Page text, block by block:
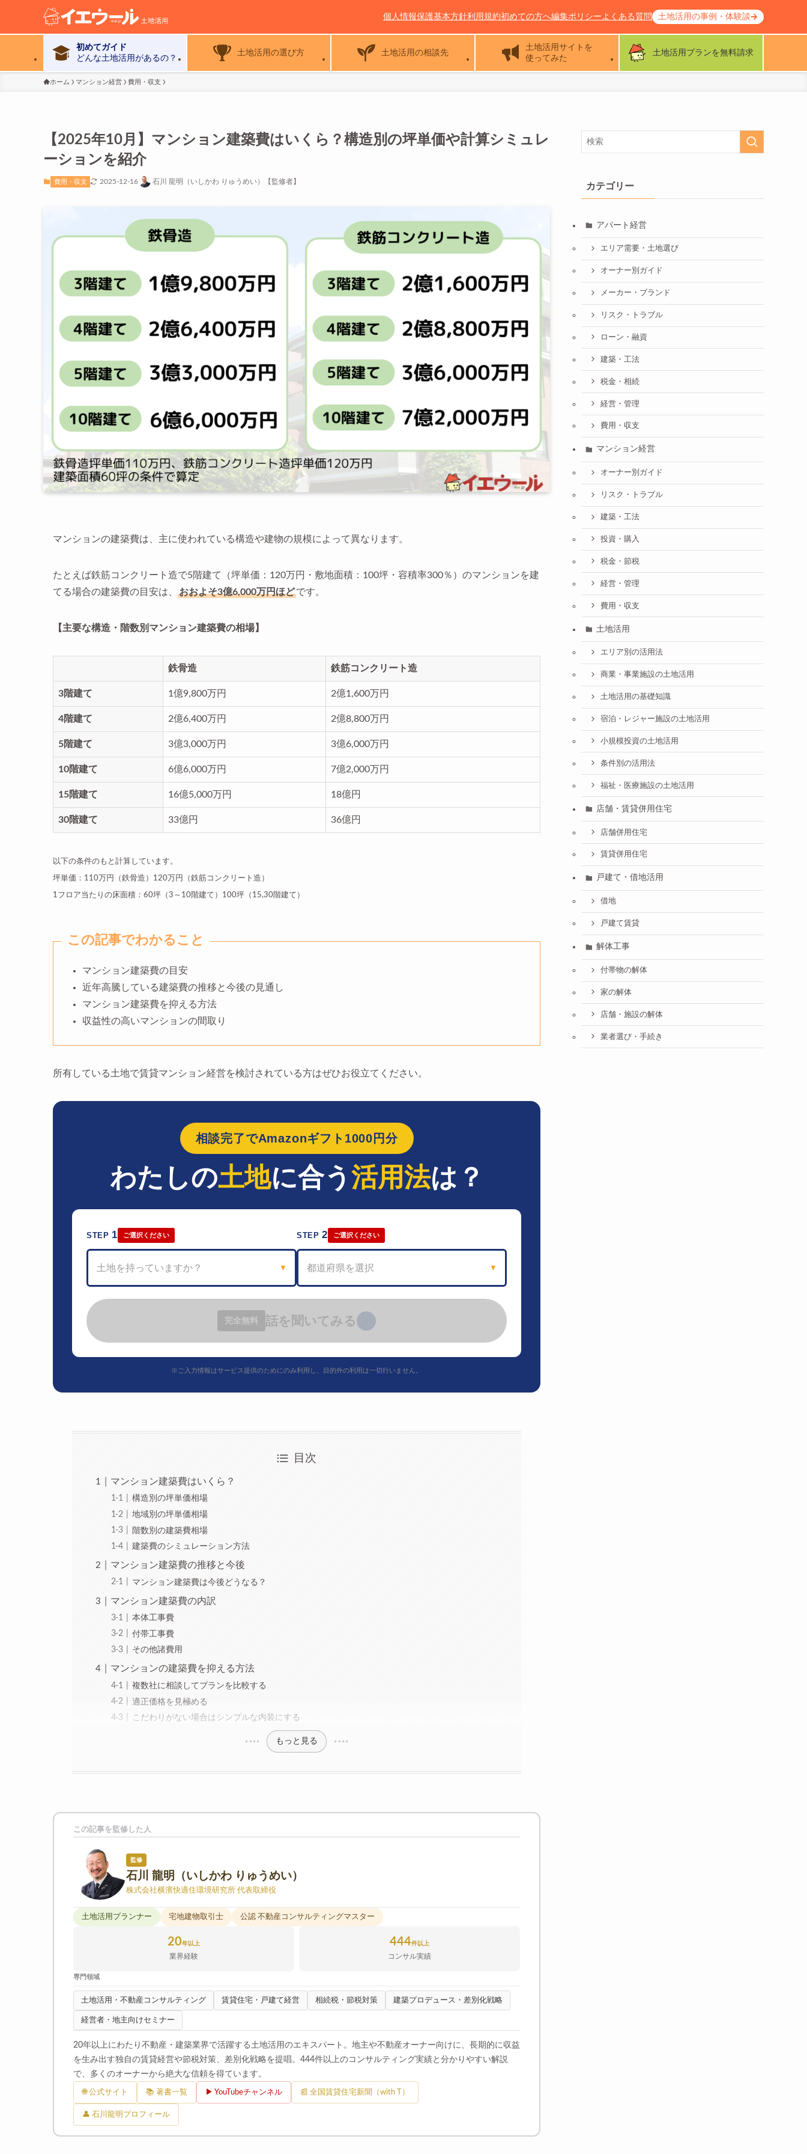
初めてガイド
どんな土地活用があるの？
土地活用の選び方 土地活用の相談先
土地活用サイトを
使ってみた
土地活用プランを無料請求
個人情報保護基本方針利用規約初めての方へ編集ポリシーよくある質問 土地活用の事例・体験談
ホーム マンション経営 費用・収支
【2025年10月】マンション建築費はいくら？構造別の坪単価や計算シミュレ
ーションを紹介
費用・収支 2025-12-16 石川 龍明（いしかわ りゅうめい）【監修者】
マンションの建築費は、主に使われている構造や建物の規模によって異なります。
たとえば鉄筋コンクリート造で5階建て（坪単価：120万円・敷地面積：100坪・容積率300％）のマンションを建
てる場合の建築費の目安は、
おおよそ3億6,000万円ほどです。
【主要な構造・階数別マンション建築費の相場】
鉄骨造 鉄筋コンクリート造
3階建て 1億9,800万円 2億1,600万円
4階建て 2億6,400万円 2億8,800万円
5階建て 3億3,000万円 3億6,000万円
10階建て 6億6,000万円 7億2,000万円
15階建て 16億5,000万円 18億円
30階建て 33億円 36億円
以下の条件のもと計算しています。
坪単価：110万円（鉄骨造）120万円（鉄筋コンクリート造）
1フロア当たりの床面積：60坪（3～10階建て）100坪（15,30階建て）
この記事でわかること
マンション建築費の目安
近年高騰している建築費の推移と今後の見通し
マンション建築費を抑える方法
収益性の高いマンションの間取り
所有している土地で賃貸マンション経営を検討されている方はぜひお役立てください。
相談完了でAmazonギフト1000円分
わたしの土地に合う 活用法は？
STEP 1 ご選択ください
土地を持っていますか？ ▼
STEP2 ご選択ください
都道府県を選択 ▼
完全無料 話を聞いてみる
※ご入力情報はサービス提供のためにのみ利用し、目的外の利用は一切行いません。
目次
マンション建築費はいくら？
構造別の坪単価相場
地域別の坪単価相場
階数別の建築費相場
建築費のシミュレーション方法
マンション建築費の推移と今後
マンション建築費は今後どうなる？
マンション建築費の内訳
本体工事費
付帯工事費
その他諸費用
マンションの建築費を抑える方法
複数社に相談してプランを比較する
適正価格を見極める
こだわりがない場合はシンプルな内装にする
もっと見る
この記事を監修した人
監修
石川 龍明（いしかわ りゅうめい）
株式会社横濱快適住環境研究所 代表取締役
土地活用プランナー 宅地建物取引士 公認 不動産コンサルティングマスター
20年以上
業界経験
444件以上
コンサル実績
専門領域
土地活用・不動産コンサルティング 賃貸住宅・戸建て経営 相続税・節税対策 建築プロデュース・差別化戦略
経営者・地主向けセミナー
20年以上にわたり不動産・建築業界で活躍する土地活用のエキスパート。地主や不動産オーナー向けに、長期的に収益
を生み出す独自の賃貸経営や節税対策、差別化戦略を提唱。444件以上のコンサルティング実績と分かりやすい解説
で、多くのオーナーから絶大な信頼を得ています。
🌐 公式サイト 📚 著書一覧 ▶ YouTubeチャンネル 📰 全国賃貸住宅新聞（with T）
👤 石川龍明プロフィール
カテゴリー
アパート経営
エリア需要・土地選び
オーナー別ガイド
メーカー・ブランド
リスク・トラブル
ローン・融資
建築・工法
税金・相続
経営・管理
費用・収支
マンション経営
オーナー別ガイド
リスク・トラブル
建築・工法
投資・購入
税金・節税
経営・管理
費用・収支
土地活用
エリア別の活用法
商業・事業施設の土地活用
土地活用の基礎知識
宿泊・レジャー施設の土地活用
小規模投資の土地活用
条件別の活用法
福祉・医療施設の土地活用
店舗・賃貸併用住宅
店舗併用住宅
賃貸併用住宅
戸建て・借地活用
借地
戸建て賃貸
解体工事
付帯物の解体
家の解体
店舗・施設の解体
業者選び・手続き